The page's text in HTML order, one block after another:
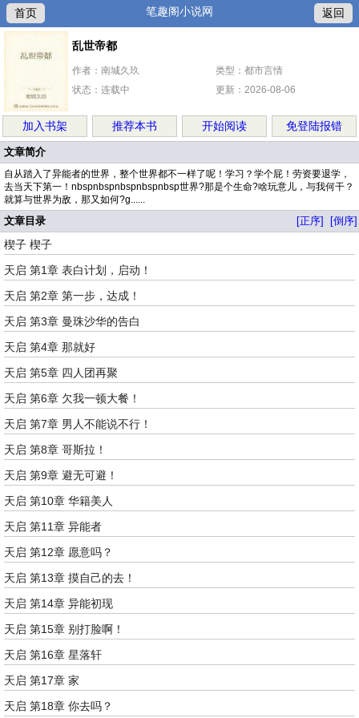
首页 笔趣阁小说网 返回
乱世帝都
作者：南城久玖
类型：都市言情
状态：连载中
更新：2026-08-06
加入书架 推荐本书 开始阅读 免登陆报错
文章简介
自从踏入了异能者的世界，整个世界都不一样了呢！学习？学个屁！劳资要退学，
去当天下第一！nbspnbspnbspnbspnbsp世界?那是个生命?啥玩意儿，与我何干？
就算与世界为敌，那又如何?g......
文章目录 [正序] [倒序]
楔子 楔子
天启 第1章 表白计划，启动！
天启 第2章 第一步，达成！
天启 第3章 曼珠沙华的告白
天启 第4章 那就好
天启 第5章 四人团再聚
天启 第6章 欠我一顿大餐！
天启 第7章 男人不能说不行！
天启 第8章 哥斯拉！
天启 第9章 避无可避！
天启 第10章 华籍美人
天启 第11章 异能者
天启 第12章 愿意吗？
天启 第13章 摸自己的去！
天启 第14章 异能初现
天启 第15章 别打脸啊！
天启 第16章 星落轩
天启 第17章 家
天启 第18章 你去吗？